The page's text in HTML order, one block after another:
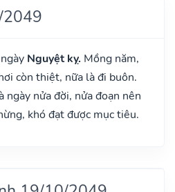
2049
Nguyệt kỵ. Mồng năm,
còn thiệt, nữa là đi buôn.
ngày nửa đời, nửa đoạn nên
khó đạt được mục tiêu.